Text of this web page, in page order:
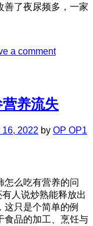
善了夜尿频多，一家
a comment
养流失
16, 2022 by OP OP1
怎么吃有营养的问
人说炒熟能释放出
只是个简单的例
食品的加工、烹饪与